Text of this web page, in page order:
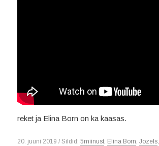
reket ja Elina Born on ka kaasas.
20. juuni 2019 / Sildid:5miinust, Elina Born,Jozels,